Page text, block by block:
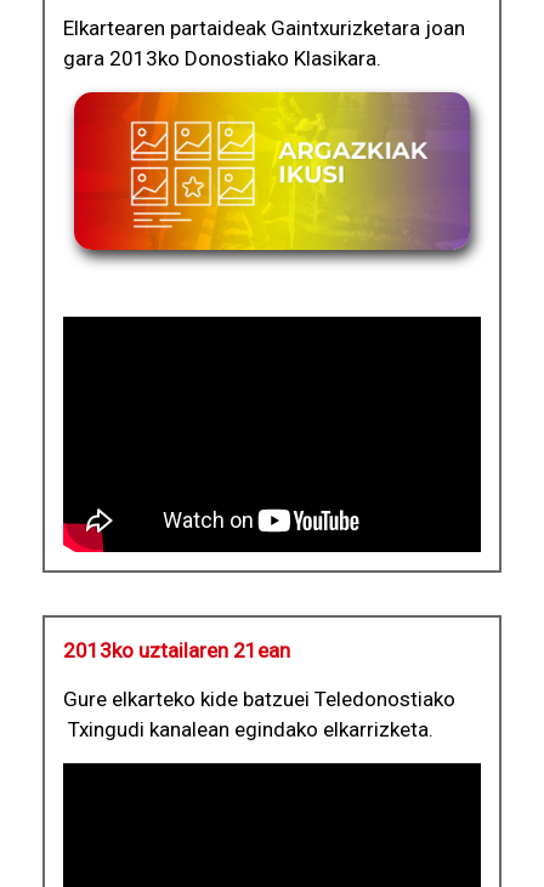
Elkartearen partaideak Gaintxurizketara joan
gara 2013ko Donostiako Klasikara.
2013ko uztailaren 21ean
Gure elkarteko kide batzuei Teledonostiako
Txingudi kanalean egindako elkarrizketa.